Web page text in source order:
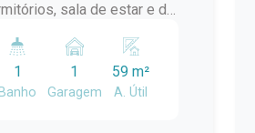
sala de estar e de
ideal para quem busca
dia a dia!
1
Banho
1
Garagem
59 m²
A. Útil